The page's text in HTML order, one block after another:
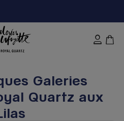
Galeries
Quartz aux